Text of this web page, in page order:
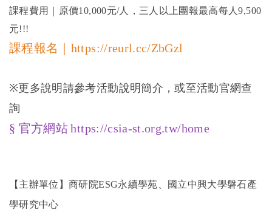
課程費用｜原價10,000元/人，三人以上團報最高每人9,500
元!!!
課程報名｜https://reurl.cc/ZbGzl
※更多說明請參考活動說明簡介，或至活動官網查
詢
§ 官方網站 https://csia-st.org.tw/home
【主辦單位】商研院ESG永續學苑、國立中興大學磐石產
學研究中心